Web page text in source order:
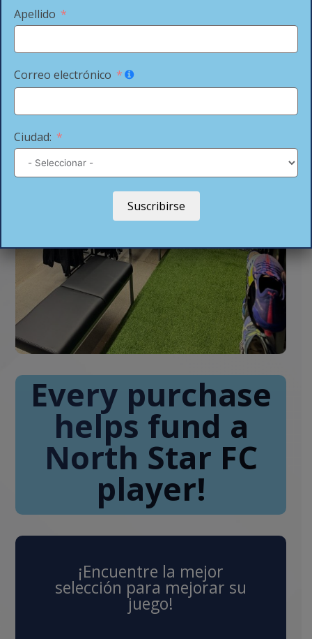
Every purchase
helps fund a
North Star FC
player!
¡Encuentre la mejor
selección para mejorar su
juego!
Apellido
Correo electrónico
Ciudad:
Suscribirse